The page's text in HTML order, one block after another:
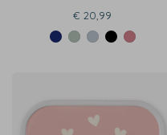
€ 20,99